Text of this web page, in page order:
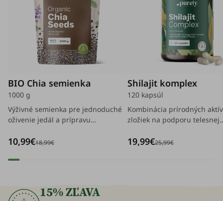
BIO Chia semienka
1000 g
Výživné semienka pre jednoduché
oživenie jedál a prípravu
10,99€18,99€
Shilajit komplex
120 kapsúl
Kombinácia prírodných
zložiek na podporu telesnej
umožňuje ľahšie zvládanie
19,99€25,99€
15% ZĽAVA